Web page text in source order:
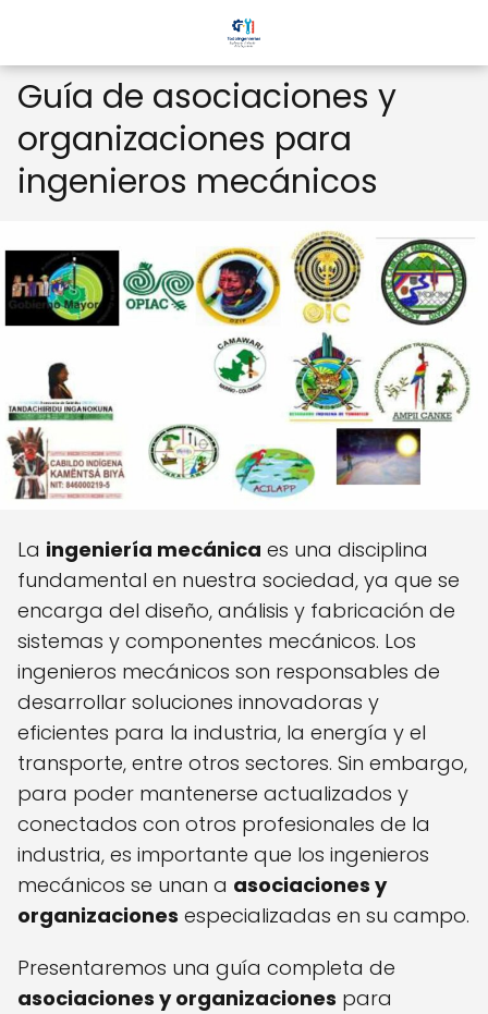
Guía de asociaciones y
organizaciones para
ingenieros mecánicos
La ingeniería mecánica es una disciplina
fundamental en nuestra sociedad, ya que se
encarga del diseño, análisis y fabricación de
sistemas y componentes mecánicos. Los
ingenieros mecánicos son responsables de
desarrollar soluciones innovadoras y
eficientes para la industria, la energía y el
transporte, entre otros sectores. Sin embargo,
para poder mantenerse actualizados y
conectados con otros profesionales de la
industria, es importante que los ingenieros
mecánicos se unan a asociaciones y
organizaciones especializadas en su campo.
Presentaremos una guía completa de
asociaciones y organizaciones para